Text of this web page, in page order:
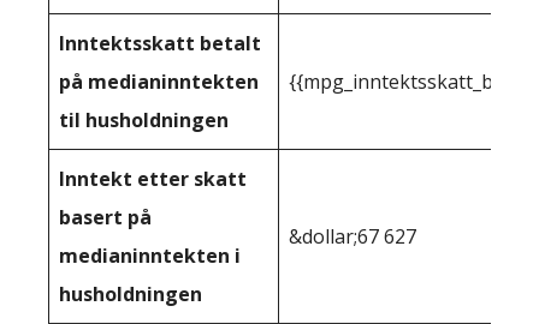
Inntektsskatt betalt
på medianinntekten
til husholdningen
Inntekt etter skatt
basert på
medianinntekten i
husholdningen
&dollar;67 627